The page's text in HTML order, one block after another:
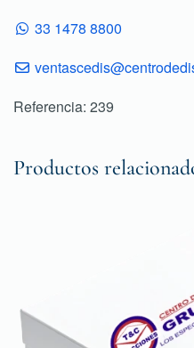
33 1478 8800
Referencia: 239
Productos